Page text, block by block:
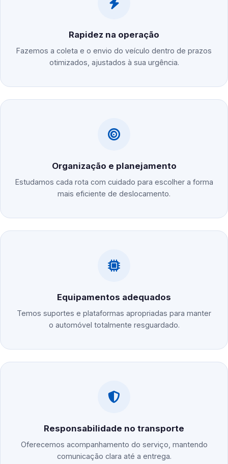
Rapidez na operação
Fazemos a coleta e o envio do veículo dentro de prazos
otimizados, ajustados à sua urgência.
Organização e planejamento
Estudamos cada rota com cuidado para escolher a forma
mais eficiente de deslocamento.
Equipamentos adequados
Temos suportes e plataformas apropriadas para manter
o automóvel totalmente resguardado.
Responsabilidade no transporte
Oferecemos acompanhamento do serviço, mantendo
comunicação clara até a entrega.